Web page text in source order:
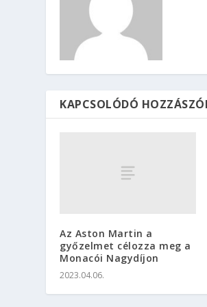
KAPCSOLÓDÓ
Az Aston Martin a
győzelmet célozza meg a
Monacói Nagydíjon
2023.04.06.